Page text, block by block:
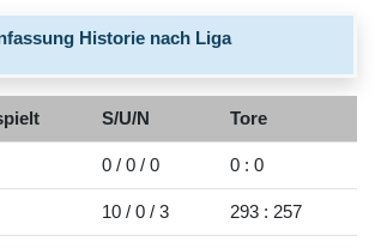
Historie nach Liga
S/U/N Tore
0 / 0 / 0 0 : 0
10 / 0 / 3 293 : 257